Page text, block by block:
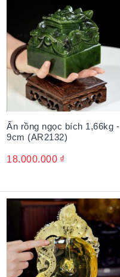
Ấn rồng ngọc bích 1,66kg -
9cm (AR2132)
18.000.000 ₫